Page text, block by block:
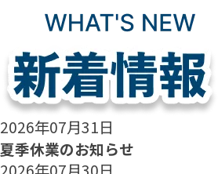
2026年07月31日
夏季休業のお知らせ